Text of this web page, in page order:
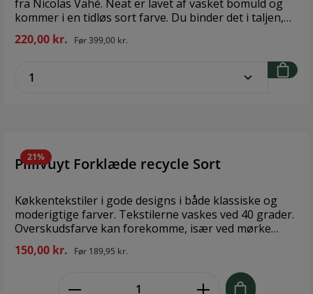
fra Nicolas Vahé. Neat er lavet af vasket bomuld og
kommer i en tidløs sort farve. Du binder det i taljen,
og det har store lommer foran for at gøre plads til
alle de køkkenredskaber, du får brug for, når du
forklæde, eller forstykke om man vil, giver nogle
220,00 kr. Før399,00 kr.
21%
Pillivuyt Forklæde recycle Sort
Køkkentekstiler i gode designs i både klassiske og
moderigtige farver. Tekstilerne vaskes ved 40 grader.
Overskudsfarve kan forekomme, især ved mørke
farver, derfor anbefales separat vask. Brug
vaskemiddel uden optisk hvidt og blegemiddel.
Krympning 5-10 %. Tekstilet kan “trækkes” glat eller
150,00 kr. Før 189,95 kr.